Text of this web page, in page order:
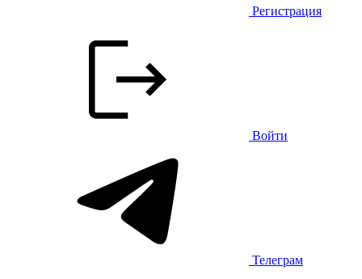
Регистрация
Войти
Телеграм